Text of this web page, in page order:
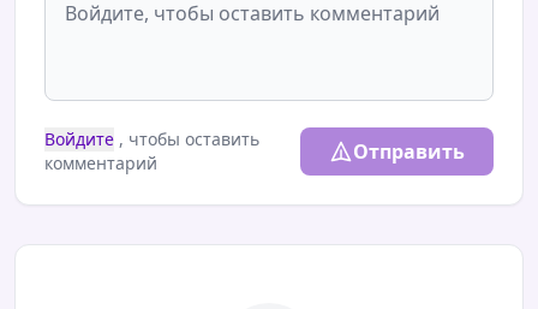
Войдите , чтобы оставить
комментарий
Отправить